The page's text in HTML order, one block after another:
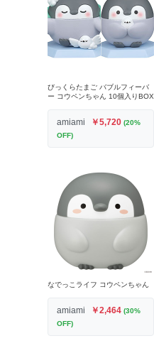
びっくらたまご バブルフィーバ
ー コウペンちゃん 10個入りBOX
amiami ￥5,720 (20%
OFF)
なでっこライフ コウペンちゃん
amiami ￥2,464 (30%
OFF)